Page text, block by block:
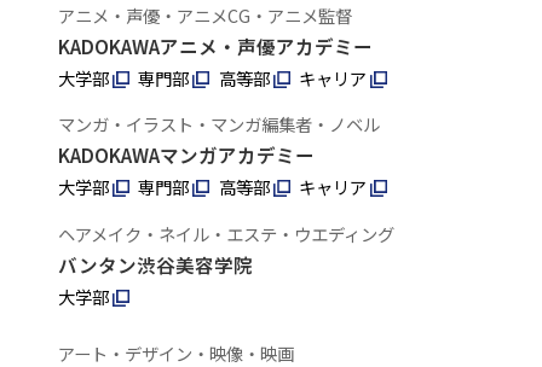
アニメ・声優・アニメCG・アニメ監督
KADOKAWAアニメ・声優アカデミー
大学部 専門部 高等部
キャリア
マンガ・イラスト・マンガ編集者・ノベル
KADOKAWAマンガアカデミー
大学部 専門部 高等部
キャリア
ヘアメイク・ネイル・エステ・ウエディング
バンタン渋谷美容学院
大学部
アート・デザイン・映像・映画